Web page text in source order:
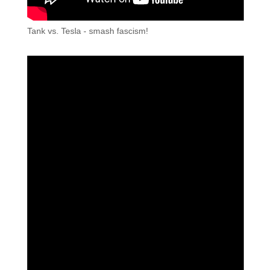
Tank vs. Tesla - smash fascism!